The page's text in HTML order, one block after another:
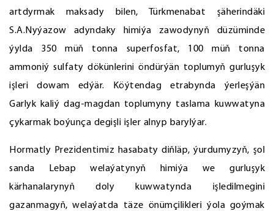
artdyrmak maksady bilen, Türkmenabat şäherindäki
S.A.Nyýazow adyndaky himiýa zawodynyň düzüminde
ýylda 350 müň tonna superfosfat, 100 müň tonna
ammoniý sulfaty dökünlerini öndürýän toplumyň gurluşyk
işleri dowam edýär. Köýtendag etrabynda ýerleşýän
Garlyk kaliý dag-magdan toplumyny taslama kuwwatyna
çykarmak boýunça degişli işler alnyp barylýar.
Hormatly Prezidentimiz hasabaty diňläp, ýurdumyzyň, şol
sanda Lebap welaýatynyň himiýa we gurluşyk
kärhanalarynyň doly kuwwatynda işledilmegini
gazanmagyň, welaýatda täze önümçilikleri ýola goýmak